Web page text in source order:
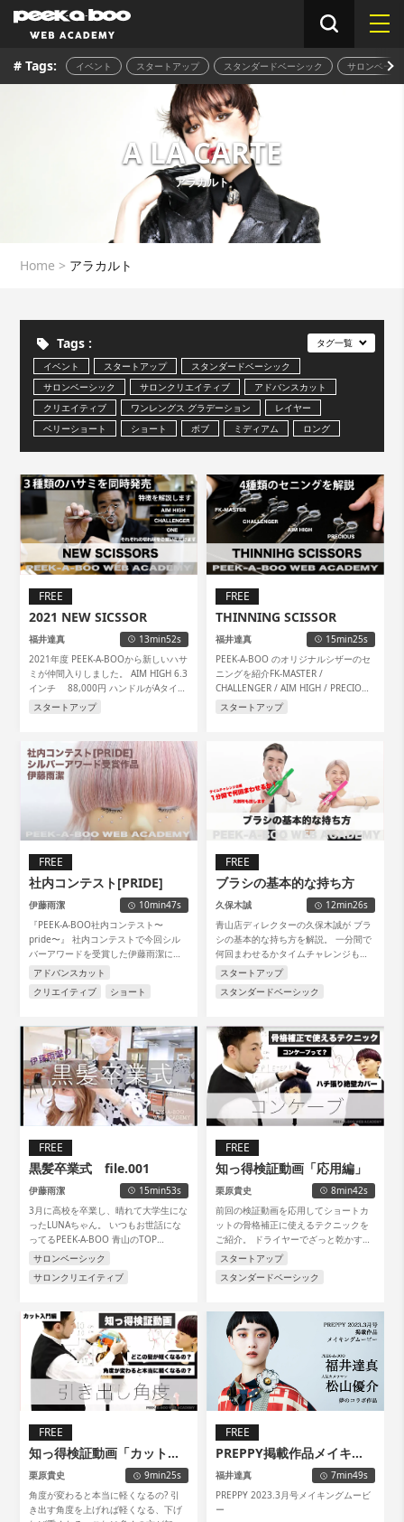
# Tags: イベント スタートアップ スタンダードベーシック サロンベーシ
A LA CARTE
アラカルト
Home > アラカルト
Tags :
イベント スタートアップ
スタンダードベーシック
サロンベーシック
サロンクリエイティブ
アドバンスカット
クリエイティブ
ワンレングス グラデーション
レイヤー
ベリーショート
ショート ボブ ミディアム
ロング
カラー
パーマ ブロー スタイリング
タグ一覧
FREE
2021 NEW SICSSOR
福井達真
13min52s
2021年度 PEEK-A-BOOから新しいハサ
ミが仲間入りしました。 AIM HIGH 6.3
インチ 88,000円 ハンドルがAタイプ
とBタイプがあります。
スタートアップ
FREE
THINNING SCISSOR
福井達真
15min25s
PEEK-A-BOO のオリジナルシザーのセ
ニングを紹介FK-MASTER /
CHALLENGER / AIM HIGH / PRECIOUS
量感系から質感系などを解説していま
す。
スタートアップ
FREE
社内コンテスト[PRIDE]
伊藤雨潔
10min47s
『PEEK-A-BOO社内コンテスト〜
pride〜』 社内コンテストで今回シル
バーアワードを受賞した伊藤雨潔に、
どんな想いで作品を作ったのか?インタ
PEEK-A-BOOの社内コンテストの裏側
ださい。
アドバンスカット
クリエイティブ
ショート
FREE
ブラシの基本的な持ち方
久保木誠
12min26s
青山店ディレクターの久保木誠が ブラ
シの基本的な持ち方を解説。 一分間で
何回まわせるかタイムチャレンジもや
ってみた。 大御所登場もあります。
スタートアップ
スタンダードベーシック
FREE
黒髪卒業式 file.001
伊藤雨潔
15min53s
3月に高校を卒業し、晴れて大学生にな
ったLUNAちゃん。 いつもお世話にな
ってるPEEK-A-BOO 青山のTOP
STYLISTの伊藤雨潔さんのところへ、初
す。
サロンベーシック
サロンクリエイティブ
FREE
知っ得検証動画「応用編」
栗原貴史
8min42s
前回の検証動画を応用してショートカ
ットの骨格補正に使えるテクニックを
ご紹介。 ドライヤーでざっと乾かすだ
けで綺麗なフォルムを作るコツが隠さ
参考にしてみてください!
スタートアップ
スタンダードベーシック
FREE
知っ得検証動画「カット入
門編」
栗原貴史
9min25s
角度が変わると本当に軽くなるの? 引
き出す角度を上げれば軽くなる、下げ
FREE
PREPPY掲載作品メイキン
グムービー
福井達真
7min49s
PREPPY 2023.3月号メイキングムービ
ー